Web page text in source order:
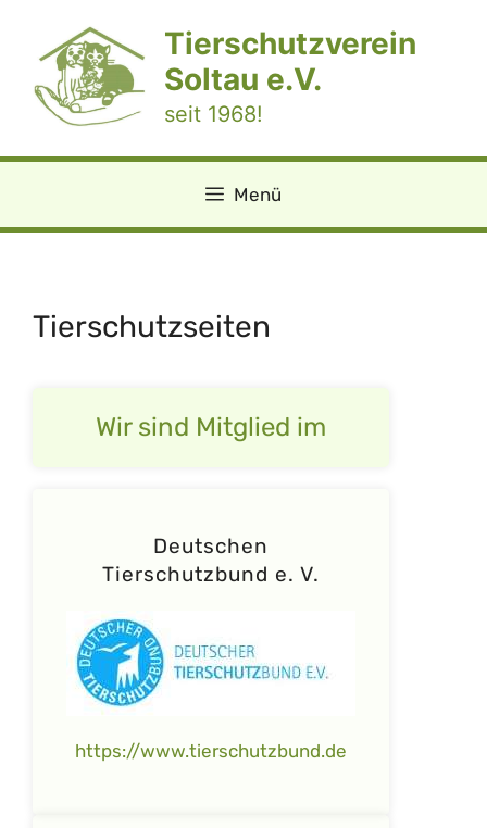
springen
Tierschutzverein
Soltau e.V.
seit 1968!
Menü
Tierschutz­seiten
Wir sind Mitglied im
Deutschen
Tierschutzbund e. V.
https://www.tierschutzbund.de